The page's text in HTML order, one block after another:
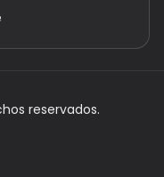
reservados.